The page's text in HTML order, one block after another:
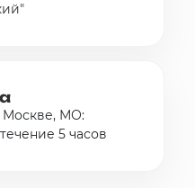
Москве, МО:
5 часов